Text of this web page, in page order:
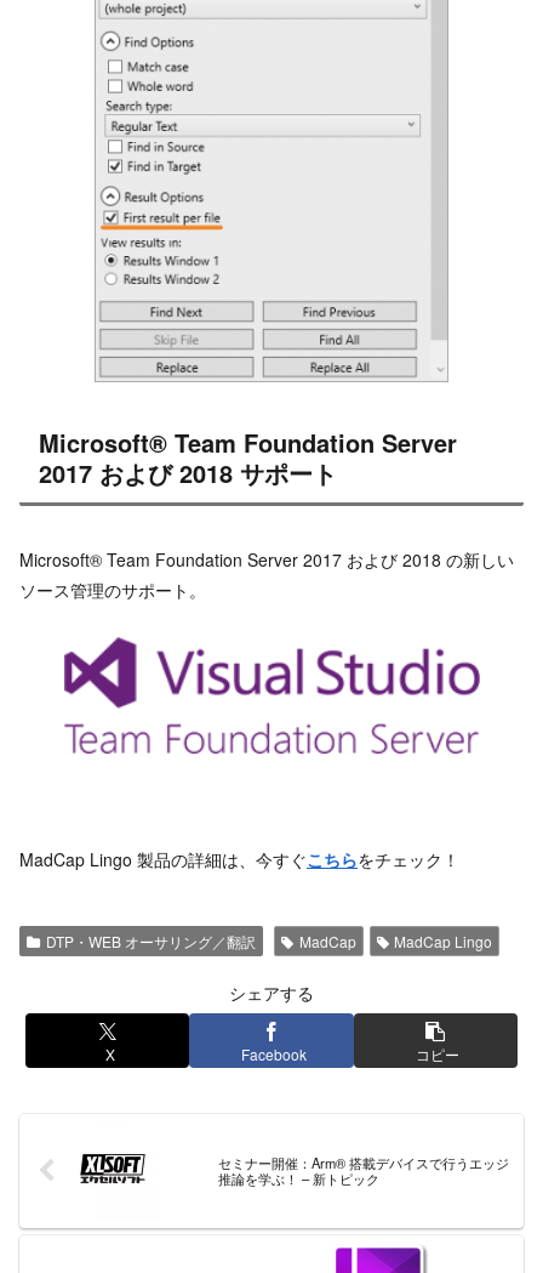
Microsoft® Team Foundation Server
2017 および 2018 サポート
Microsoft® Team Foundation Server 2017 および 2018 の新しい
ソース管理のサポート。
MadCap Lingo 製品の詳細は、今すぐこちらをチェック！
DTP・WEB オーサリング／翻訳 MadCap MadCap Lingo
シェアする
X Facebook コピー
セミナー開催：Arm® 搭載デバイスで行うエッジ
推論を学ぶ！ – 新トピック